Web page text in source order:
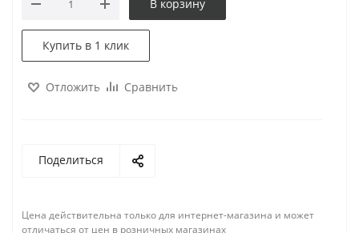
В корзину
Купить в 1 клик
Отложить Сравнить
Поделиться
Цена действительна только для интернет-магазина и может
отличаться от цен в розничных магазинах